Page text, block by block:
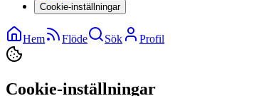
Cookie-inställningar
Hem Flöde Sök Profil
Cookie-inställningar